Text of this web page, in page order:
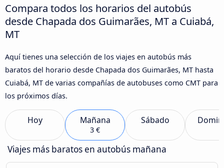
Compara todos los horarios del autobús
desde Chapada dos Guimarães, MT a Cuiabá,
MT
Aquí tienes una selección de los viajes en autobús más
baratos del horario desde Chapada dos Guimarães, MT hasta
Cuiabá, MT de varias compañías de autobuses como CMT para
los próximos días.
Hoy Mañana
3 €
Sábado
Viajes más baratos en autobús mañana